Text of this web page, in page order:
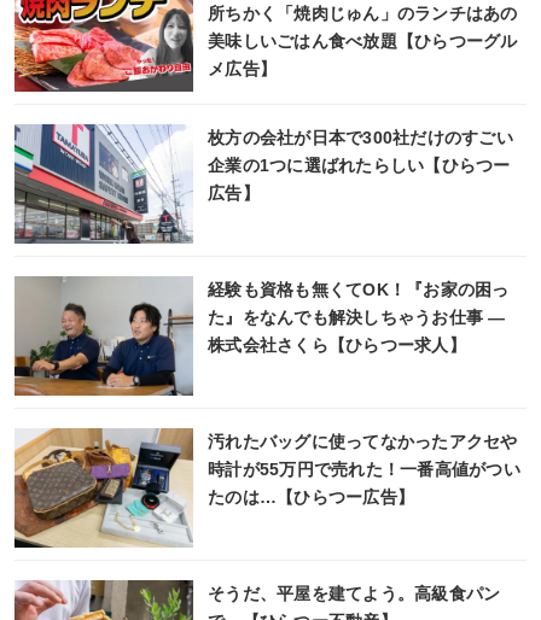
所ちかく「焼肉じゅん」のランチはあの
美味しいごはん食べ放題【ひらつーグル
メ広告】
枚方の会社が日本で300社だけのすごい
企業の1つに選ばれたらしい【ひらつー
広告】
経験も資格も無くてOK！『お家の困っ
た』をなんでも解決しちゃうお仕事 ―
株式会社さくら【ひらつー求人】
汚れたバッグに使ってなかったアクセや
時計が55万円で売れた！一番高値がつい
たのは…【ひらつー広告】
そうだ、平屋を建てよう。高級食パン